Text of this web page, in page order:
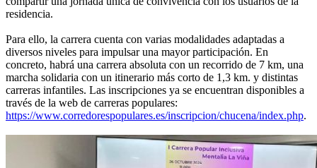
residencia.
Para ello, la carrera cuenta con varias modalidades adaptadas a
diversos niveles para impulsar una mayor participación. En
concreto, habrá una carrera absoluta con un recorrido de 7 km, una
marcha solidaria con un itinerario más corto de 1,3 km. y distintas
carreras infantiles. Las inscripciones ya se encuentran disponibles a
través de la web de carreras populares:
https://www.corredorespopulares.es/inscripcion/chucena/index.php.